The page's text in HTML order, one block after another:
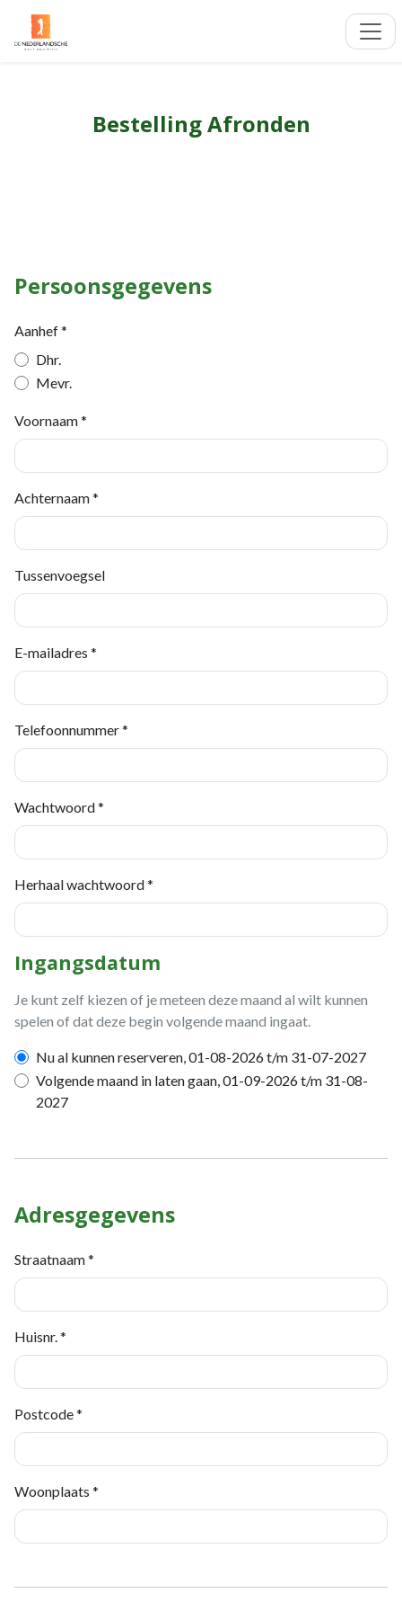
Bestelling Afronden
Persoonsgegevens
Aanhef *
Dhr.
Mevr.
Voornaam *
Achternaam *
Tussenvoegsel
E-mailadres *
Telefoonnummer *
Wachtwoord *
Herhaal wachtwoord *
Ingangsdatum
Je kunt zelf kiezen of je meteen deze maand al wilt kunnen
spelen of dat deze begin volgende maand ingaat.
Nu al kunnen reserveren, 01-08-2026 t/m 31-07-2027
Volgende maand in laten gaan, 01-09-2026 t/m 31-08-
2027
Adresgegevens
Straatnaam *
Huisnr. *
Postcode *
Woonplaats *